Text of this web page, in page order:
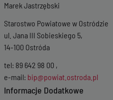
Marek Jastrzębski
Starostwo Powiatowe w Ostródzie
ul. Jana III Sobieskiego 5,
14-100 Ostróda
tel: 89 642 98 00 ,
e-mail: bip@powiat.ostroda.pl
Informacje Dodatkowe